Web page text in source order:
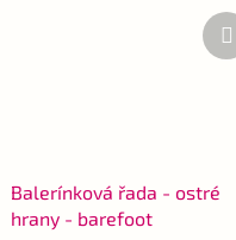
Balerínková řada - ostré
hrany - barefoot